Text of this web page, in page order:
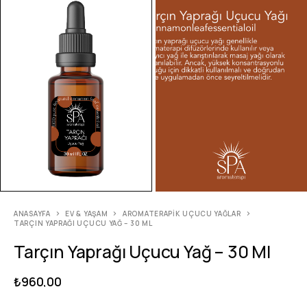
ANASAYFA EV & YAŞAM
AROMATERAPIK UÇUCU YAĞLAR
TARÇIN YAPRAĞI UÇUCU YAĞ – 30 ML
Tarçın Yaprağı Uçucu Yağ – 30 Ml
₺960,00